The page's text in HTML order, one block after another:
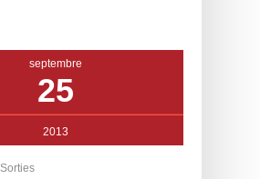
septembre
25
2013
Sorties